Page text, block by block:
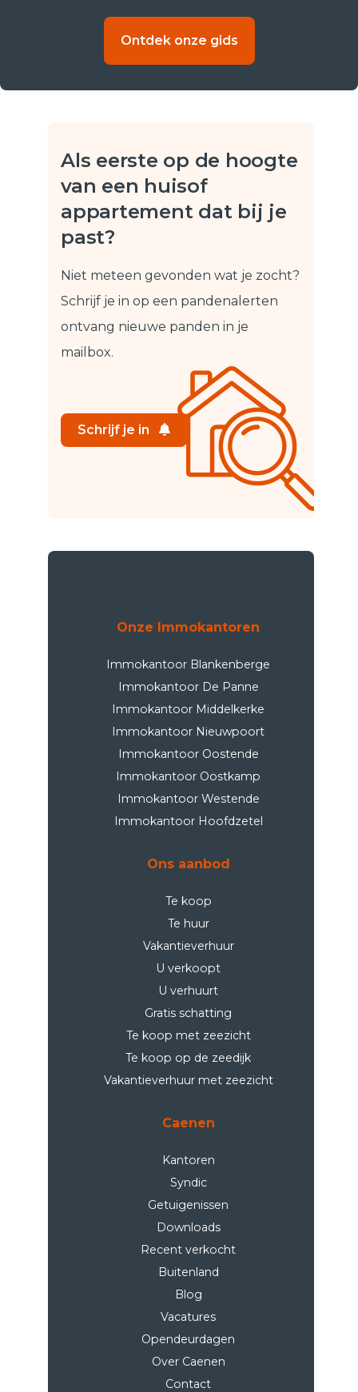
Ontdek onze gids
Als eerste op de hoogte
van een huisof
appartement dat bij je
past?
Niet meteen gevonden wat je zocht?
Schrijf je in op een pandenalerten
ontvang nieuwe panden in je
mailbox.
Schrijf je in
Onze Immokantoren
Immokantoor Blankenberge
Immokantoor De Panne
Immokantoor Middelkerke
Immokantoor Nieuwpoort
Immokantoor Oostende
Immokantoor Oostkamp
Immokantoor Westende
Immokantoor Hoofdzetel
Ons aanbod
Te koop
Te huur
Vakantieverhuur
U verkoopt
U verhuurt
Gratis schatting
Te koop met zeezicht
Te koop op de zeedijk
Vakantieverhuur met zeezicht
Caenen
Kantoren
Syndic
Getuigenissen
Downloads
Recent verkocht
Buitenland
Blog
Vacatures
Opendeurdagen
Over Caenen
Contact